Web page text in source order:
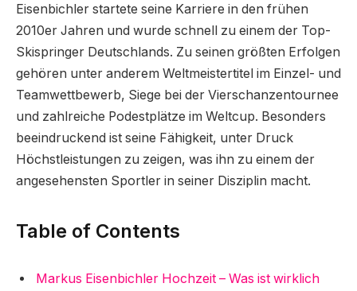
Eisenbichler startete seine Karriere in den frühen
2010er Jahren und wurde schnell zu einem der Top-
Skispringer Deutschlands. Zu seinen größten Erfolgen
gehören unter anderem Weltmeistertitel im Einzel- und
Teamwettbewerb, Siege bei der Vierschanzentournee
und zahlreiche Podestplätze im Weltcup. Besonders
beeindruckend ist seine Fähigkeit, unter Druck
Höchstleistungen zu zeigen, was ihn zu einem der
angesehensten Sportler in seiner Disziplin macht.
Table of Contents
Markus Eisenbichler Hochzeit – Was ist wirklich